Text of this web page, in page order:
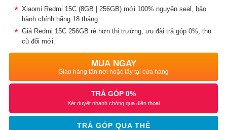
Xiaomi Redmi 15C (8GB | 256GB) mới 100% nguyên seal, bảo
hành chính hãng 18 tháng
Giá Redmi 15C 256GB rẻ hơn thị trường, ưu đãi trả góp 0%, thu
cũ đổi mới.
MUA NGAY
Giao hàng tận nơi hoặc lấy tại cửa hàng
TRẢ GÓP 0%
Xét duyệt nhanh chóng qua điện thoại
TRẢ GÓP QUA THẺ